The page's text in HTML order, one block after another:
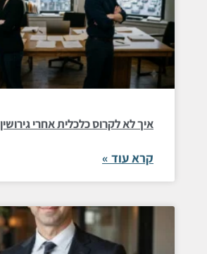
איך לא לקרוס כלכלית אחרי גירושין
קרא עוד »